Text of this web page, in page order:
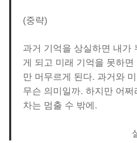
(중략)
과거 기억을 상실하면 내가
게 되고 미래 기억을 못하면
만 머무르게 된다. 과거와
무슨 의미일까. 하지만 어쩌
차는 멈출 수 밖에.